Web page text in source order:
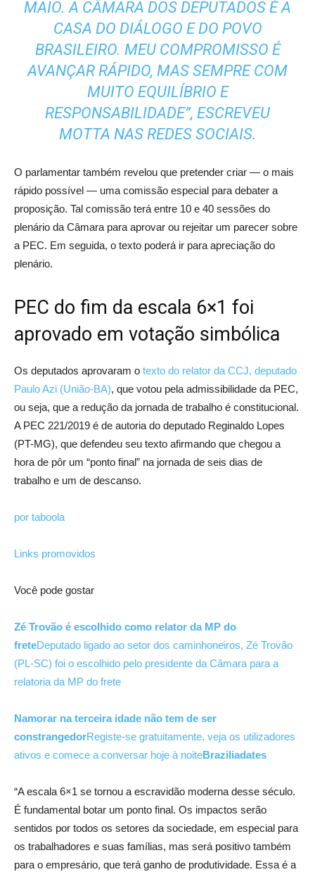
MAIO. A CÂMARA DOS DEPUTADOS É A
CASA DO DIÁLOGO E DO POVO
BRASILEIRO. MEU COMPROMISSO É
AVANÇAR RÁPIDO, MAS SEMPRE COM
MUITO EQUILÍBRIO E
RESPONSABILIDADE”, ESCREVEU
MOTTA NAS REDES SOCIAIS.
O parlamentar também revelou que pretender criar — o mais
rápido possível — uma comissão especial para debater a
proposição. Tal comissão terá entre 10 e 40 sessões do
plenário da Câmara para aprovar ou rejeitar um parecer sobre
a PEC. Em seguida, o texto poderá ir para apreciação do
plenário.
PEC do fim da escala 6×1 foi
aprovado em votação simbólica
Os deputados aprovaram o texto do relator da CCJ, deputado
Paulo Azi (União-BA), que votou pela admissibilidade da PEC,
ou seja, que a redução da jornada de trabalho é constitucional.
A PEC 221/2019 é de autoria do deputado Reginaldo Lopes
(PT-MG), que defendeu seu texto afirmando que chegou a
hora de pôr um “ponto final” na jornada de seis dias de
trabalho e um de descanso.
por taboola
Links promovidos
Você pode gostar
Zé Trovão é escolhido como relator da MP do
freteDeputado ligado ao setor dos caminhoneiros, Zé Trovão
(PL-SC) foi o escolhido pelo presidente da Câmara para a
relatoria da MP do frete
Namorar na terceira idade não tem de ser
constrangedorRegiste-se gratuitamente, veja os utilizadores
ativos e comece a conversar hoje à noiteBraziliadates
“A escala 6×1 se tornou a escravidão moderna desse século.
É fundamental botar um ponto final. Os impactos serão
sentidos por todos os setores da sociedade, em especial para
os trabalhadores e suas famílias, mas será positivo também
para o empresário, que terá ganho de produtividade. Essa é a